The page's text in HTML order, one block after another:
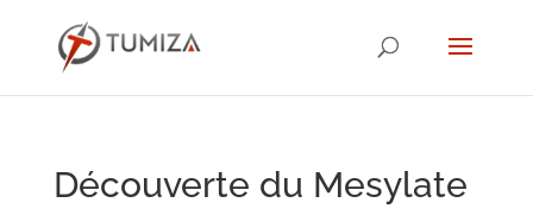
Découverte du Mesylate